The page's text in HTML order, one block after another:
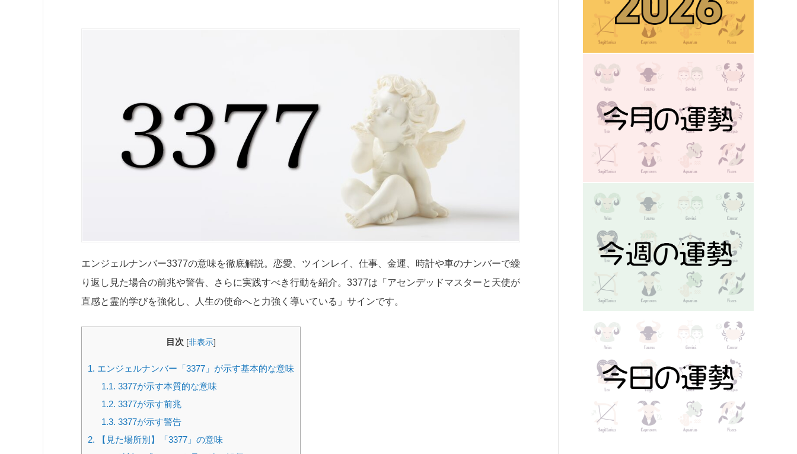
エンジェルナンバー3377の意味を徹底解説。恋愛、ツインレイ、仕事、金運、時計や車のナンバーで繰
り返し見た場合の前兆や警告、さらに実践すべき行動を紹介。3377は「アセンデッドマスターと天使が
直感と霊的学びを強化し、人生の使命へと力強く導いている」サインです。
目次 [非表示]
1. エンジェルナンバー「3377」が示す基本的な意味
1.1. 3377が示す本質的な意味
1.2. 3377が示す前兆
1.3. 3377が示す警告
2. 【見た場所別】「3377」の意味